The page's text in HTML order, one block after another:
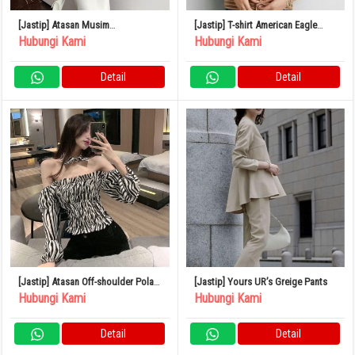
[Jastip] Atasan Musim
Semi/Musim Panas Siluet Ketat
Bahan Tipis
Hubungi Kami
Detail
[Jastip] T-shirt American Eagle
Border
Hubungi Kami
Detail
[Jastip] Atasan Off-shoulder Pola
Zebra Panjang Mini Seksi L
Hubungi Kami
Detail
[Jastip] Yours UR’s Greige Pants
Hubungi Kami
Detail